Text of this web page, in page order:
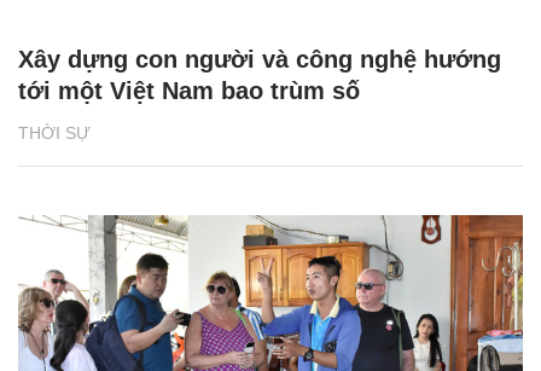
THỜI SỰ
Xây dựng con người và công nghệ hướng
tới một Việt Nam bao trùm số